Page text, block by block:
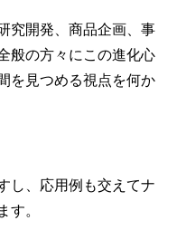
究開発、商品企画、事
般の方々にこの進化心
を見つめる視点を何か
し、応用例も交えてナ
。